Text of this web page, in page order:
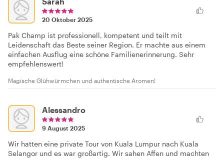
20 Oktober 2025
Pak Champ ist professionell, kompetent und teilt mit
Leidenschaft das Beste seiner Region. Er machte aus einem
einfachen Ausflug eine schöne Familienerinnerung. Sehr
empfehlenswert!
Magische Glühwürmchen und authentische Aromen!
Alessandro
9 August 2025
Wir hatten eine private Tour von Kuala Lumpur nach Kuala
Selangor und es war großartig. Wir sahen Affen und machten